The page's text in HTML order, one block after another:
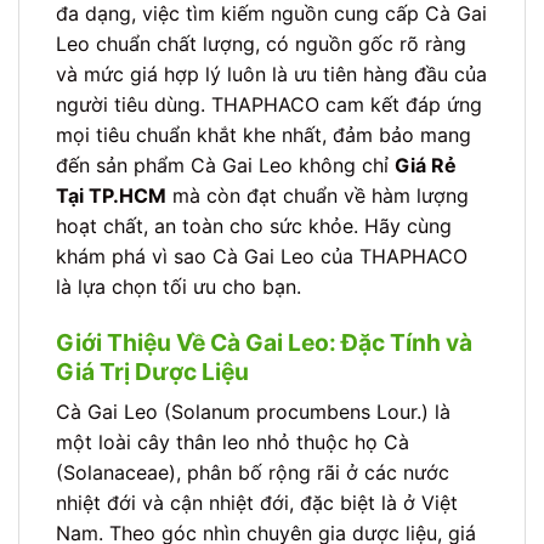
đa dạng, việc tìm kiếm nguồn cung cấp Cà Gai
Leo chuẩn chất lượng, có nguồn gốc rõ ràng
và mức giá hợp lý luôn là ưu tiên hàng đầu của
người tiêu dùng. THAPHACO cam kết đáp ứng
mọi tiêu chuẩn khắt khe nhất, đảm bảo mang
đến sản phẩm Cà Gai Leo không chỉ Giá Rẻ
Tại TP.HCM mà còn đạt chuẩn về hàm lượng
hoạt chất, an toàn cho sức khỏe. Hãy cùng
khám phá vì sao Cà Gai Leo của THAPHACO
là lựa chọn tối ưu cho bạn.
Giới Thiệu Về Cà Gai Leo: Đặc Tính và
Giá Trị Dược Liệu
Cà Gai Leo (Solanum procumbens Lour.) là
một loài cây thân leo nhỏ thuộc họ Cà
(Solanaceae), phân bố rộng rãi ở các nước
nhiệt đới và cận nhiệt đới, đặc biệt là ở Việt
Nam. Theo góc nhìn chuyên gia dược liệu, giá